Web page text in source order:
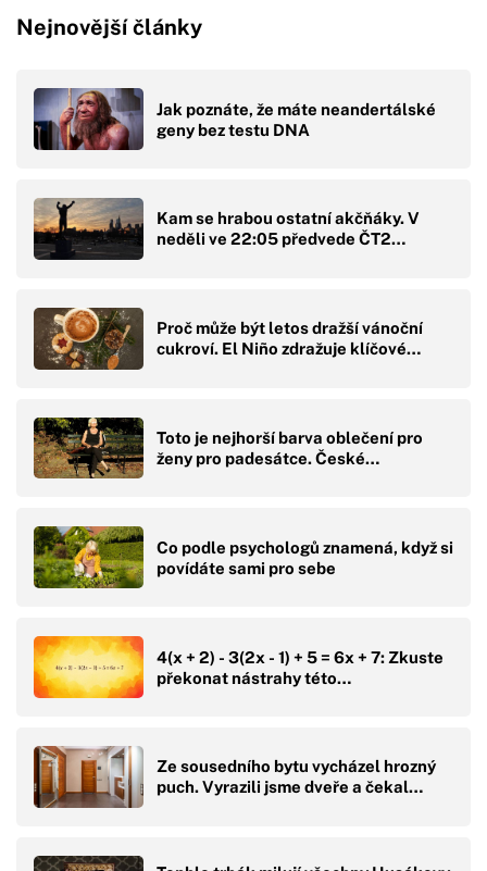
Nejnovější články
Jak poznáte, že máte neandertálské
geny bez testu DNA
Kam se hrabou ostatní akčňáky. V
neděli ve 22:05 předvede ČT2…
Proč může být letos dražší vánoční
cukroví. El Niño zdražuje klíčové…
Toto je nejhorší barva oblečení pro
ženy pro padesátce. České…
Co podle psychologů znamená, když si
povídáte sami pro sebe
4(x + 2) - 3(2x - 1) + 5 = 6x + 7: Zkuste
překonat nástrahy této…
Ze sousedního bytu vycházel hrozný
puch. Vyrazili jsme dveře a čekal…